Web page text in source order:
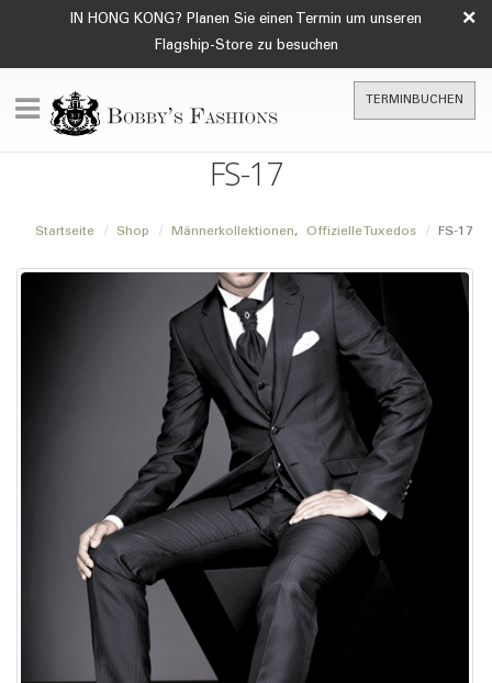
IN HONG KONG? Planen Sie einen Termin um unseren
Flagship-Store zu besuchen
×
TERMINBUCHEN
FS-17
Startseite Shop Männerkollektionen, Offizielle Tuxedos FS-17